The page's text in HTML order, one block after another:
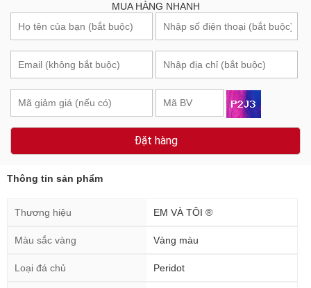
MUA HÀNG NHANH
Đặt hàng
Thông tin sản phẩm
Thương hiệu EM VÀ TÔI ®
Màu sắc vàng Vàng màu
Loại đá chủ Peridot